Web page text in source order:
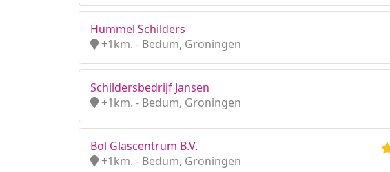
Hummel Schilders
+1km. - Bedum, Groningen
Schildersbedrijf Jansen
+1km. - Bedum, Groningen
Bol Glascentrum B.V.
+1km. - Bedum, Groningen